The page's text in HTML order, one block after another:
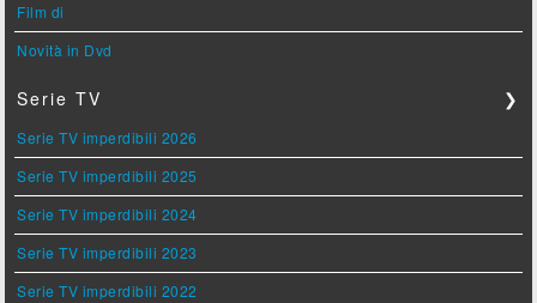
Film di
Novità in Dvd
Serie TV ❯
Serie TV imperdibili 2026
Serie TV imperdibili 2025
Serie TV imperdibili 2024
Serie TV imperdibili 2023
Serie TV imperdibili 2022